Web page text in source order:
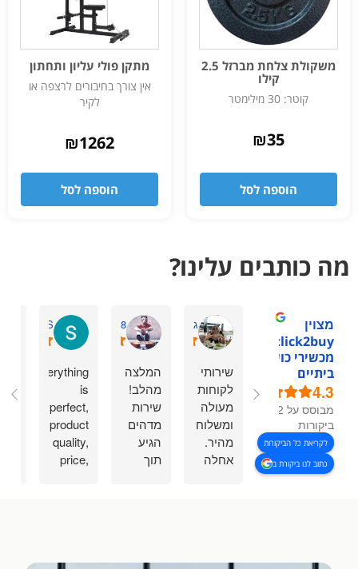
משקולת צלחת מברזל 2.5
קילו
קוטר: 30 מילימטר
₪35
הוספה לסל
מתקן פולי עליון ותחתון
אין צורך בחיבורים לרצפה או
לקיר
₪1262
הוספה לסל
מה כותבים עלינו?
מצוין
מכשירי כושר
ביתיים
4.3
מבוסס על 92
ביקורות
לקריאת כל הביקורות
כתוב לנו ביקורת ב
גיתית ס.
שירותי
לקוחות
מעולה
ומשלוח
מהיר.
אחלה
Shaharmiz98
המלצה
מהלב!
שירות
מדהים
הגיע
תוך
טעות
Sasha S.
Everything
is
perfect,
product
quality,
price,